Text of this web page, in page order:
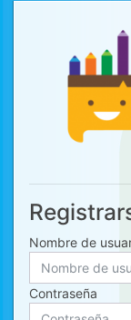
Nombre de
Contraseña